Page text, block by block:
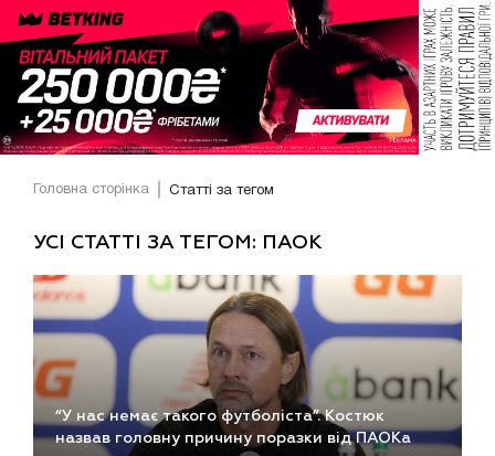
Головна сторінка Статті за тегом
УСІ СТАТТІ ЗА ТЕГОМ: ПАОК
“У нас немає такого футболіста”. Костюк
назвав головну причину поразки від ПАОКа